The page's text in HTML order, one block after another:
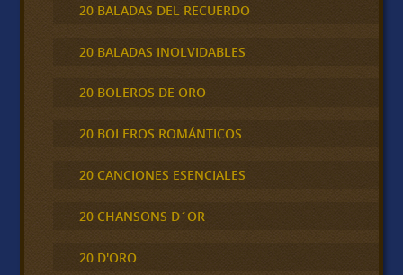
20 BALADAS DEL RECUERDO
20 BALADAS INOLVIDABLES
20 BOLEROS DE ORO
20 BOLEROS ROMÁNTICOS
20 CANCIONES ESENCIALES
20 CHANSONS D´OR
20 D'ORO